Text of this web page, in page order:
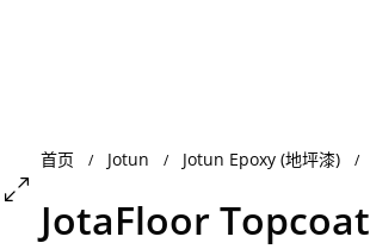
首页 / Jotun / Jotun Epoxy (地坪漆) /
JotaFloor Topcoat